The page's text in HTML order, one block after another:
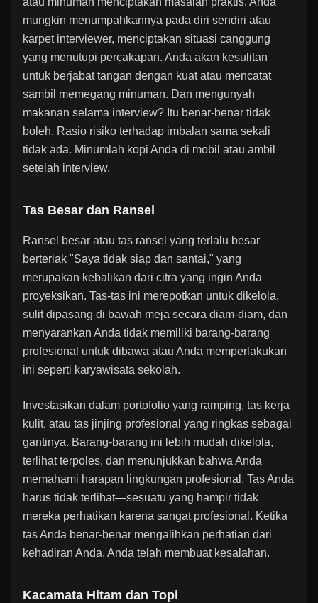
mungkin menumpahkannya pada diri sendiri atau
karpet interviewer, menciptakan situasi canggung
yang menutupi percakapan. Anda akan kesulitan
untuk berjabat tangan dengan kuat atau mencatat
sambil memegang minuman. Dan mengunyah
makanan selama interview? Itu benar-benar tidak
boleh. Rasio risiko terhadap imbalan sama sekali
tidak ada. Minumlah kopi Anda di mobil atau ambil
setelah interview.
Tas Besar dan Ransel
Ransel besar atau tas ransel yang terlalu besar
berteriak "Saya tidak siap dan santai," yang
merupakan kebalikan dari citra yang ingin Anda
proyeksikan. Tas-tas ini merepotkan untuk dikelola,
sulit dipasang di bawah meja secara diam-diam, dan
menyarankan Anda tidak memiliki barang-barang
profesional untuk dibawa atau Anda memperlakukan
ini seperti karyawisata sekolah.
Investasikan dalam portofolio yang ramping, tas kerja
kulit, atau tas jinjing profesional yang ringkas sebagai
gantinya. Barang-barang ini lebih mudah dikelola,
terlihat terpoles, dan menunjukkan bahwa Anda
memahami harapan lingkungan profesional. Tas Anda
harus tidak terlihat—sesuatu yang hampir tidak
mereka perhatikan karena sangat profesional. Ketika
tas Anda benar-benar mengalihkan perhatian dari
kehadiran Anda, Anda telah membuat kesalahan.
Kacamata Hitam dan Topi